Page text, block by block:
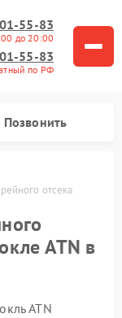
55-83
до 20:00
55-83
по РФ
Позвонить
отсека
ATN в
ATN